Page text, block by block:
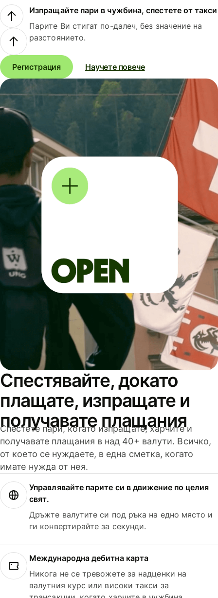
Изпращайте пари в чужбина, спестете от такси
Парите Ви стигат по-далеч, без значение на
разстоянието.
Регистрация Научете повече
Спестявайте, докато
плащате, изпращате и
получавате плащания
Спестете пари, когато изпращате, харчите и
получавате плащания в над 40+ валути. Всичко,
от което се нуждаете, в една сметка, когато
имате нужда от нея.
Управлявайте парите си в движение по целия
свят.
Дръжте валутите си под ръка на едно място и
ги конвертирайте за секунди.
Международна дебитна карта
Никога не се тревожете за надценки на
валутния курс или високи такси за